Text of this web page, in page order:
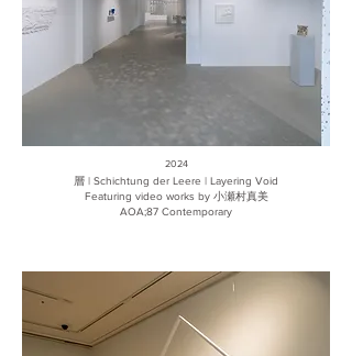
2024
層 | Schichtung der Leere | Layering Void
Featuring video works by 小瀬村真美
AOA;87 Contemporary